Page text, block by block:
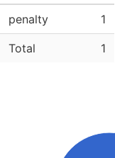
penalty 1
Total 1